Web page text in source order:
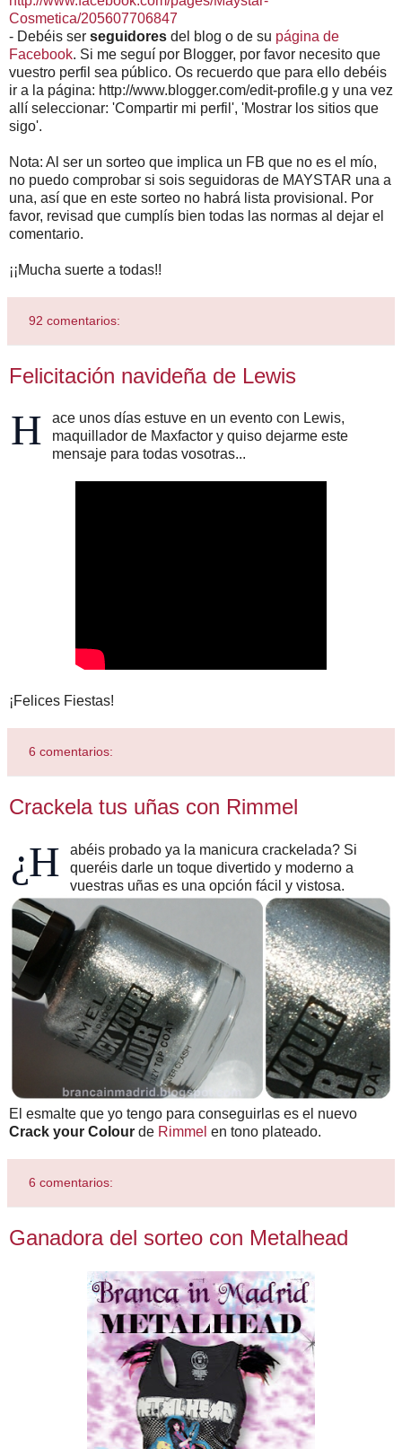
Cosmetica/205607706847
- Debéis ser seguidores del blog o de su página de
Facebook. Si me seguí por Blogger, por favor necesito que
vuestro perfil sea público. Os recuerdo que para ello debéis
ir a la página: http://www.blogger.com/edit-profile.g y una vez
allí seleccionar: 'Compartir mi perfil', 'Mostrar los sitios que
sigo'.
Nota: Al ser un sorteo que implica un FB que no es el mío,
no puedo comprobar si sois seguidoras de MAYSTAR una a
una, así que en este sorteo no habrá lista provisional. Por
favor, revisad que cumplís bien todas las normas al dejar el
comentario.
¡¡Mucha suerte a todas!!
92 comentarios:
Felicitación navideña de Lewis
H
ace unos días estuve en un evento con Lewis,
maquillador de Maxfactor y quiso dejarme este
mensaje para todas vosotras...
¡Felices Fiestas!
6 comentarios:
Crackela tus uñas con Rimmel
¿H
abéis probado ya la manicura crackelada? Si
queréis darle un toque divertido y moderno a
vuestras uñas es una opción fácil y vistosa.
El esmalte que yo tengo para conseguirlas es el nuevo
Crack your Colour de Rimmel en tono plateado.
6 comentarios:
Ganadora del sorteo con Metalhead